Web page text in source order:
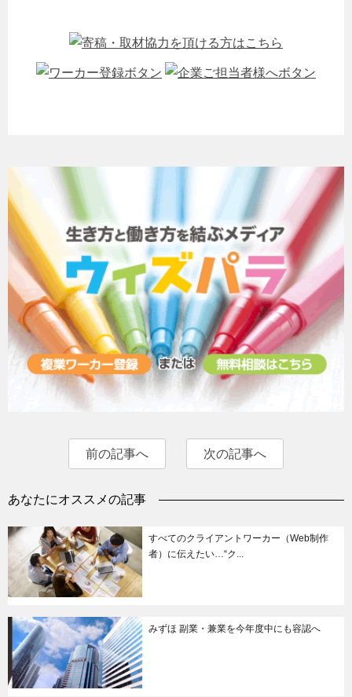
前の記事へ 次の記事へ
あなたにオススメの記事
すべてのクライアントワーカー（Web制作
者）に伝えたい…“ク...
みずほ 副業・兼業を今年度中にも容認へ